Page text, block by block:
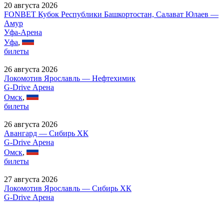
20 августа 2026
FONBET Кубок Республики Башкортостан, Салават Юлаев —
Амур
Уфа-Арена
Уфа,
билеты
26 августа 2026
Локомотив Ярославль — Нефтехимик
G-Drive Арена
Омск,
билеты
26 августа 2026
Авангард — Сибирь ХК
G-Drive Арена
Омск,
билеты
27 августа 2026
Локомотив Ярославль — Сибирь ХК
G-Drive Арена